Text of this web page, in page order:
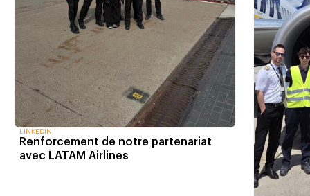
LINKEDIN
Renforcement de notre partenariat
avec LATAM Airlines